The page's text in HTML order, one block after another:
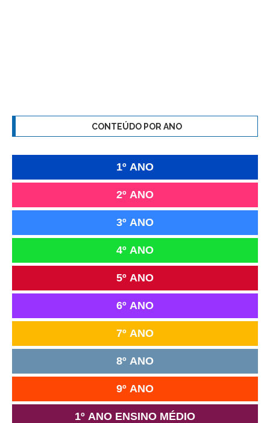
CONTEÚDO POR ANO
1º ANO
2º ANO
3º ANO
4º ANO
5º ANO
6º ANO
7º ANO
8º ANO
9º ANO
1º ANO ENSINO MÉDIO